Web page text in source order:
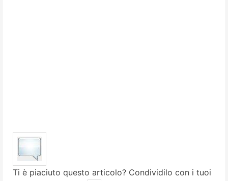
Ti è piaciuto questo articolo? Condividilo con i tuoi